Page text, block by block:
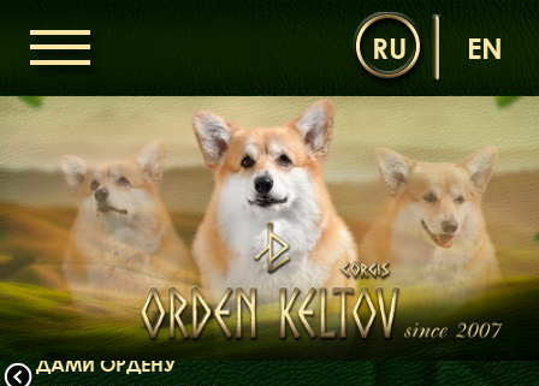
RU EN
ОРДЕН КЕЛЬТІВ
НОВИНИ
ДИТЯЧА КІМНАТА
КОНТАКТИ
НАШІ КОРГІ
ДАМИ ОРДЕНУ